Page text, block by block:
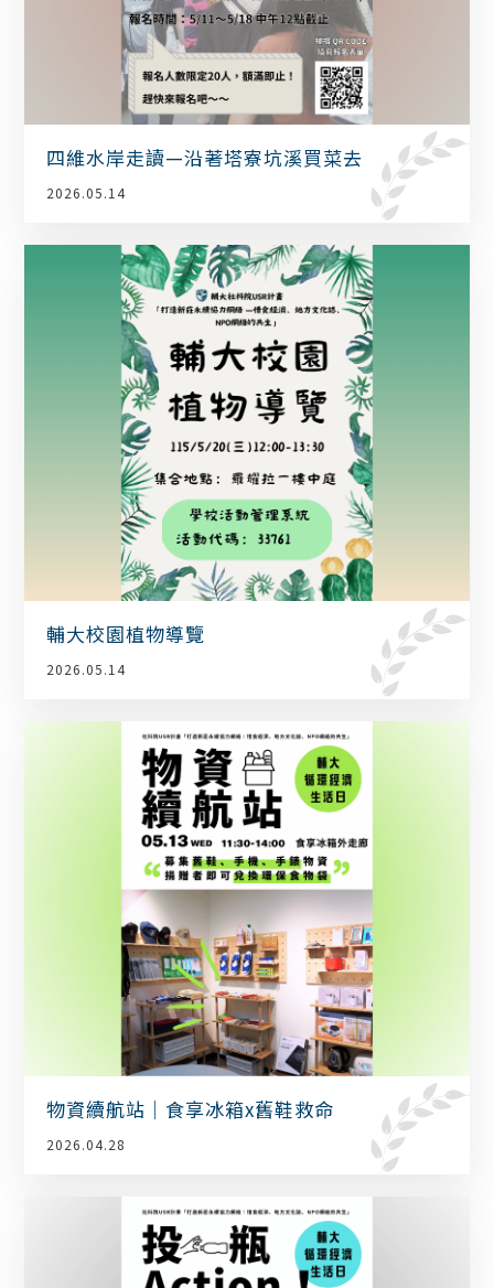
四維水岸走讀—沿著塔寮坑溪買菜去
2026.05.14
輔大校園植物導覽
2026.05.14
物資續航站｜食享冰箱x舊鞋救命
2026.04.28